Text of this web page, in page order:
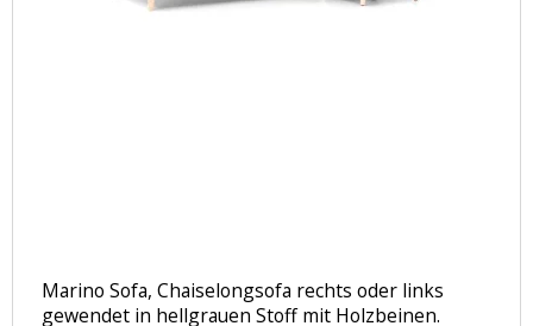
Marino Sofa, Chaiselongsofa rechts oder links
gewendet in hellgrauen Stoff mit Holzbeinen.